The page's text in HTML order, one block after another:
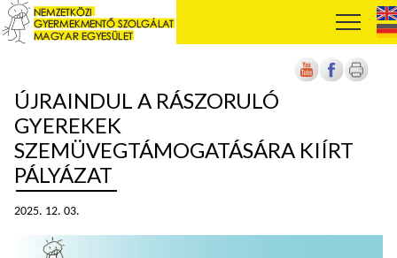
ÚJRAINDUL A RÁSZORULÓ
GYEREKEK
SZEMÜVEGTÁMOGATÁSÁRA KIÍRT
PÁLYÁZAT
2025. 12. 03.